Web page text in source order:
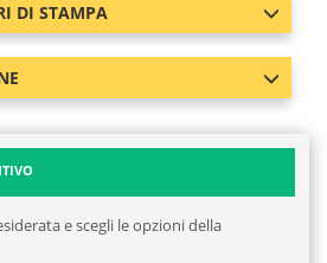
DI STAMPA
e scegli le opzioni della